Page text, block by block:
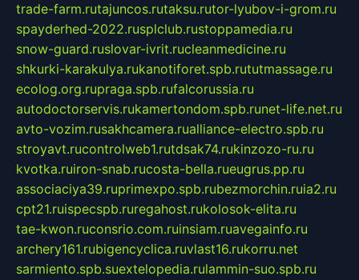
trade-farm.rutajuncos.rutaksu.rutor-lyubov-i-grom.ru
spayderhed-2022.rusplclub.rustoppamedia.ru
snow-guard.ruslovar-ivrit.rucleanmedicine.ru
shkurki-karakulya.rukanotiforet.spb.rututmassage.ru
ecolog.org.rupraga.spb.rufalcorussia.ru
autodoctorservis.rukamertondom.spb.runet-life.net.ru
avto-vozim.rusakhcamera.rualliance-electro.spb.ru
stroyavt.rucontrolweb1.rutdsak74.rukinzozo-ru.ru
kvotka.ruiron-snab.rucosta-bella.rueugrus.pp.ru
associaciya39.ruprimexpo.spb.rubezmorchin.ruia2.ru
cpt21.ruispecspb.ruregahost.rukolosok-elita.ru
tae-kwon.ruconsrio.com.ruinsiam.ruavegainfo.ru
archery161.rubigencyclica.ruvlast16.rukorru.net
sarmiento.spb.suextelopedia.rulammin-suo.spb.ru